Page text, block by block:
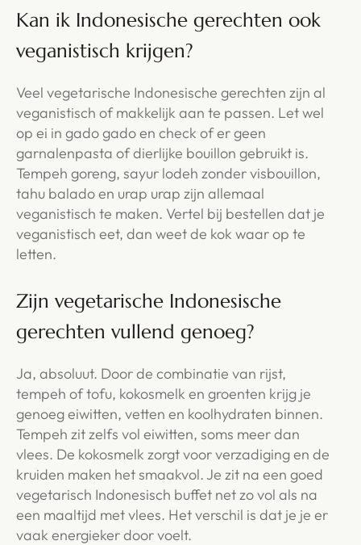
Kan ik Indonesische gerechten ook
veganistisch krijgen?
Veel vegetarische Indonesische gerechten zijn al
veganistisch of makkelijk aan te passen. Let wel
op ei in gado gado en check of er geen
garnalenpasta of dierlijke bouillon gebruikt is.
Tempeh goreng, sayur lodeh zonder visbouillon,
tahu balado en urap urap zijn allemaal
veganistisch te maken. Vertel bij bestellen dat je
veganistisch eet, dan weet de kok waar op te
letten.
Zijn vegetarische Indonesische
gerechten vullend genoeg?
Ja, absoluut. Door de combinatie van rijst,
tempeh of tofu, kokosmelk en groenten krijg je
genoeg eiwitten, vetten en koolhydraten binnen.
Tempeh zit zelfs vol eiwitten, soms meer dan
vlees. De kokosmelk zorgt voor verzadiging en de
kruiden maken het smaakvol. Je zit na een goed
vegetarisch Indonesisch buffet net zo vol als na
een maaltijd met vlees. Het verschil is dat je je er
vaak energieker door voelt.